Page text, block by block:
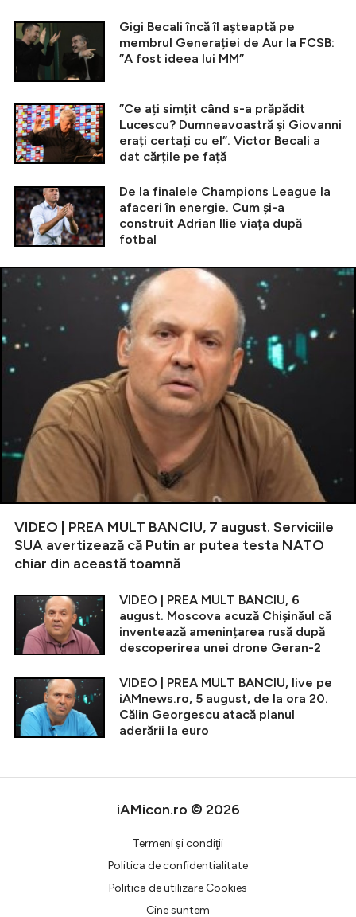
Gigi Becali încă îl așteaptă pe
membrul Generației de Aur la FCSB:
”A fost ideea lui MM”
”Ce ați simțit când s-a prăpădit
Lucescu? Dumneavoastră și Giovanni
erați certați cu el”. Victor Becali a
dat cărțile pe față
De la finalele Champions League la
afaceri în energie. Cum și-a
construit Adrian Ilie viața după
fotbal
VIDEO | PREA MULT BANCIU, 7 august. Serviciile
SUA avertizează că Putin ar putea testa NATO
chiar din această toamnă
VIDEO | PREA MULT BANCIU, 6
august. Moscova acuză Chișinăul că
inventează amenințarea rusă după
descoperirea unei drone Geran-2
VIDEO | PREA MULT BANCIU, live pe
iAMnews.ro, 5 august, de la ora 20.
Călin Georgescu atacă planul
aderării la euro
iAMicon.ro © 2026
Termeni şi condiţii
Politica de confidentialitate
Politica de utilizare Cookies
Cine suntem